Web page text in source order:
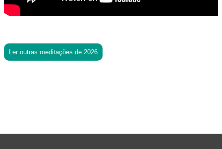
Ler outras meditações de 2026